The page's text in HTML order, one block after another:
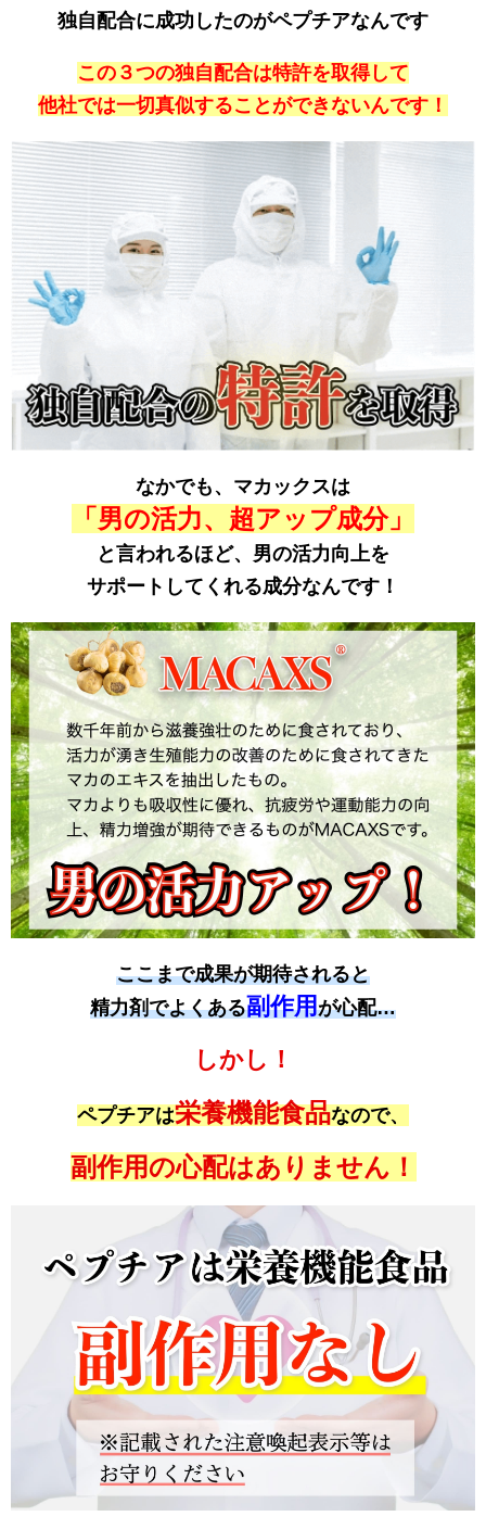
独自配合に成功したのがペプチアなんです
この３つの独自配合は特許を取得して
他社では一切真似することができないんです！
なかでも、マカックスは
「男の活力、超アップ成分」
と言われるほど、男の活力向上を
サポートしてくれる成分なんです！
ここまで成果が期待されると
精力剤でよくある副作用が心配…
しかし！
ペプチアは栄養機能食品なので、
副作用の心配はありません！